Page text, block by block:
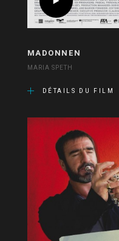
MADONNEN
MARIA SPETH
DÉTAILS DU FILM